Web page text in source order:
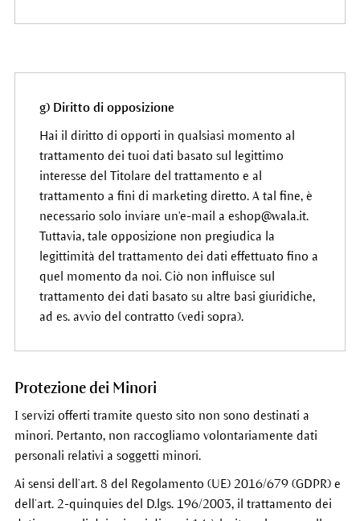
g) Diritto di opposizione
Hai il diritto di opporti in qualsiasi momento al
trattamento dei tuoi dati basato sul legittimo
interesse del Titolare del trattamento e al
trattamento a fini di marketing diretto. A tal fine, è
necessario solo inviare un'e-mail a eshop@wala.it.
Tuttavia, tale opposizione non pregiudica la
legittimità del trattamento dei dati effettuato fino a
quel momento da noi. Ciò non influisce sul
trattamento dei dati basato su altre basi giuridiche,
ad es. avvio del contratto (vedi sopra).
Protezione dei Minori
I servizi offerti tramite questo sito non sono destinati a
minori. Pertanto, non raccogliamo volontariamente dati
personali relativi a soggetti minori.
Ai sensi dell’art. 8 del Regolamento (UE) 2016/679 (GDPR) e
dell’art. 2-quinquies del D.lgs. 196/2003, il trattamento dei